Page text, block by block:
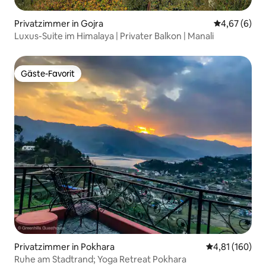
Privatzimmer in Gojra
4,67 (6)
Luxus-Suite im Himalaya | Privater Balkon | Manali
Gäste-Favorit
Gäste-Favorit
Privatzimmer in Pokhara
4,81 (160)
Ruhe am Stadtrand; Yoga Retreat Pokhara